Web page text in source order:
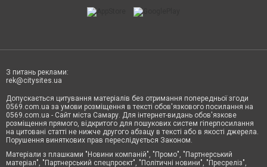
З питань реклами:
rek@citysites.ua
Допускається цитування матеріалів без отримання попередньої згоди
0569.com.ua за умови розміщення в тексті обов'язкового посилання на
0569.com.ua - Сайт міста Самару. Для інтернет-видань обов'язкове
розміщення прямого, відкритого для пошукових систем гіперпосилання
на цитовані статті не нижче другого абзацу в тексті або в якості джерела.
Порушення виняткових прав переслідується Законом.
Матеріали з плашками "Новини компаній", "Промо", "Партнерський
матеріал", "Партнерський спецпроєкт", "Політичні новини", "Пресреліз",